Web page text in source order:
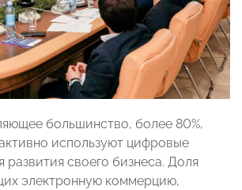
большинство, более 80%,
используют цифровые
развития своего бизнеса. Доля
электронную коммерцию,